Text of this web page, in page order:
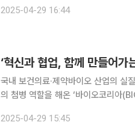
강남구 오크우드 프리미어 코엑스센
2025-04-29 16:44
‘혁신과 협업, 함께 만들어
국내 보건의료·제약바이오 산업의 실
의 첨병 역할을 해온 ‘바이오코리아
코리아 2025 행사 계획을 소개했다.
2025-04-29 15:45